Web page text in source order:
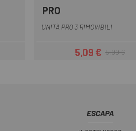
PRO
UNITÀ PRO 3 RIMOVIBILI
Prezzo
5,09 €Prezzo base
5,99 €
ESCAPA